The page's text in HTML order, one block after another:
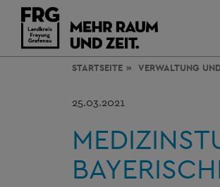
STARTSEITE VERWALTUNG
25.03.2021